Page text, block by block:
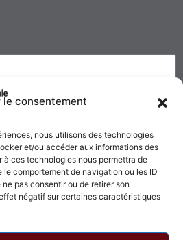
le consentement
nous utilisons des technologies
et/ou accéder aux informations des
ces technologies nous permettra de
comportement de navigation ou les ID
pas consentir ou de retirer son
négatif sur certaines caractéristiques